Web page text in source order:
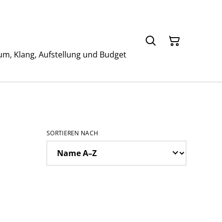
Klang, Aufstellung und Budget
SORTIEREN NACH